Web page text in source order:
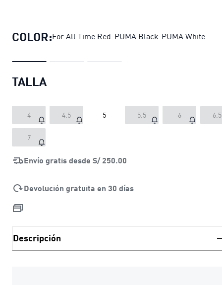
COLOR:For All Time Red-PUMA Black-PUMA White
TALLA
4 4.5 5 5.5 6 6.5
7
Envío gratis desde S/ 250.00
Devolución gratuita en 30 días
Descripción